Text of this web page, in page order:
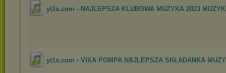
yt1s.com - NAJLEPSZA KLUBOWA MUZYKA 2023
yt1s.com - VIXA POMPA NAJLEPSZA SKŁADANKA